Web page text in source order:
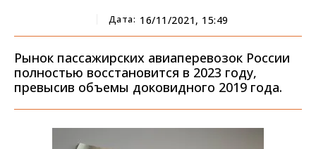
Дата: 16/11/2021, 15:49
Рынок пассажирских авиаперевозок России
полностью восстановится в 2023 году,
превысив объемы доковидного 2019 года.